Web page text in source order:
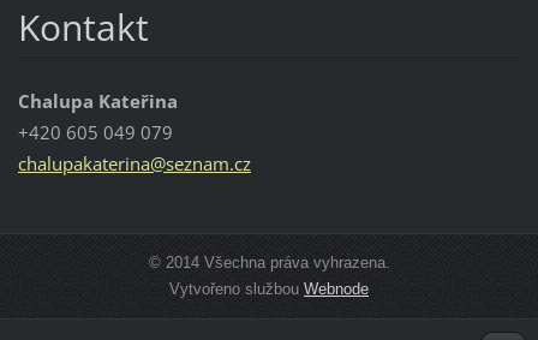
Kontakt
Chalupa Kateřina
+420 605 049 079
chalupakaterina@seznam.cz
© 2014 Všechna práva vyhrazena.
Vytvořeno službou Webnode